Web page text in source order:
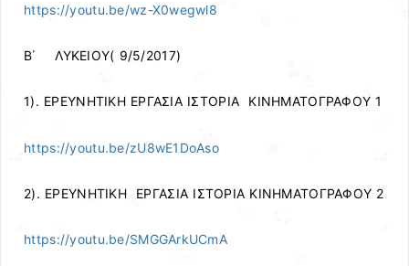
https://youtu.be/wz-X0wegwl8
Β΄ ΛΥΚΕΙΟΥ( 9/5/2017)
1). ΕΡΕΥΝΗΤΙΚΗ ΕΡΓΑΣΙΑ ΙΣΤΟΡΙΑ ΚΙΝΗΜΑΤΟΓΡΑΦΟΥ 1
https://youtu.be/zU8wE1DoAso
2). ΕΡΕΥΝΗΤΙΚΗ ΕΡΓΑΣΙΑ ΙΣΤΟΡΙΑ ΚΙΝΗΜΑΤΟΓΡΑΦΟΥ 2
https://youtu.be/SMGGArkUCmA